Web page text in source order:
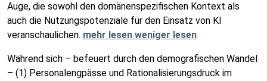
Auge, die sowohl den domänenspezifischen Kontext als
auch die Nutzungspotenziale für den Einsatz von KI
veranschaulichen. mehr lesen weniger lesen
Während sich – befeuert durch den demografischen Wandel
– (1) Personalengpässe und Rationalisierungsdruck im